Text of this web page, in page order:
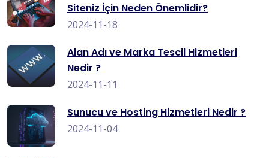
Siteniz İçin Neden Önemlidir?
2024-11-18
Alan Adı ve Marka Tescil Hizmetleri
Nedir ?
2024-11-11
Sunucu ve Hosting Hizmetleri Nedir ?
2024-11-04